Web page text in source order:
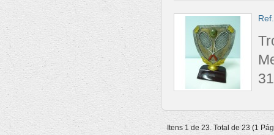
Itens 1 de 23. Total de 23 (1